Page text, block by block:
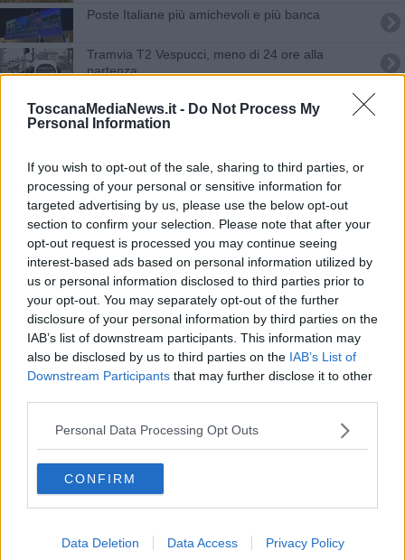
ToscanaMediaNews.it - Do Not Process My
Personal Information
If you wish to opt-out of the sale, sharing to third parties, or
processing of your personal or sensitive information for
targeted advertising by us, please use the below opt-out
section to confirm your selection. Please note that after your
opt-out request is processed you may continue seeing
interest-based ads based on personal information utilized by
us or personal information disclosed to third parties prior to
your opt-out. You may separately opt-out of the further
disclosure of your personal information by third parties on the
IAB’s list of downstream participants. This information may
also be disclosed by us to third parties on the IAB’s List of
Downstream Participants that may further disclose it to other
Personal Data Processing Opt Outs
CONFIRM
Data Deletion Data Access Privacy Policy
Poste Italiane più amichevoli e più banca
Tramvia T2 Vespucci, meno di 24 ore alla
partenza
Renzi in Senato attacca di nuovo la magistratura
Cura Italia, ecco le misure per lavoro e famiglie
Per Morani e Rossi ora Jsw deve fare la sua
parte
"Subito il commissariamento della Tirrenica"
La partita sulle Terme non è ancora chiusa
Più parcheggi per tutti, bando da 20 milioni
Il postino non suona più due volte
Cassa Depositi e Prestiti apre la sede di Firenze
400 miliardi per la liquidità delle imprese